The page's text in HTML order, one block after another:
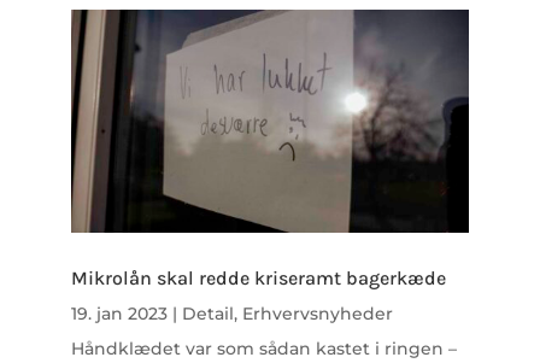
Mikrolån skal redde kriseramt bagerkæde
19. jan 2023 | Detail, Erhvervsnyheder
Håndklædet var som sådan kastet i ringen –